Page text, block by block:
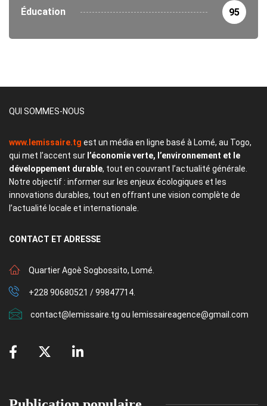
Éducation 95
QUI SOMMES-NOUS
www.lemissaire.tg est un média en ligne basé à Lomé, au Togo,
qui met l’accent sur l’économie verte, l’environnement et le
développement durable, tout en couvrant l’actualité générale.
Notre objectif : informer sur les enjeux écologiques et les
innovations durables, tout en offrant une vision complète de
l’actualité locale et internationale.
CONTACT ET ADRESSE
Quartier Agoè Sogbossito, Lomé.
+228 90680521 / 99847714.
contact@lemissaire.tg ou lemissaireagence@gmail.com